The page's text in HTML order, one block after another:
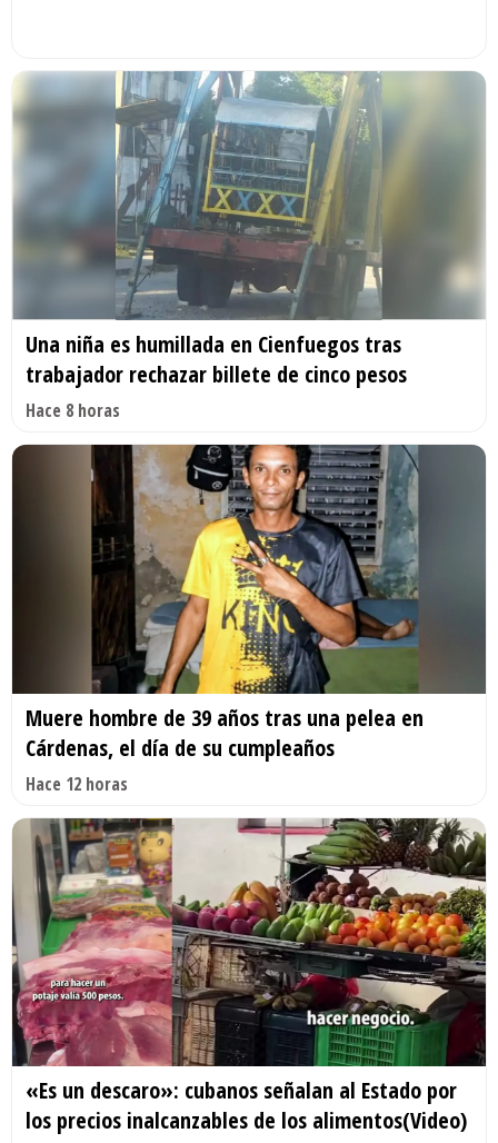
Una niña es humillada en Cienfuegos tras
trabajador rechazar billete de cinco pesos
Hace 8 horas
Muere hombre de 39 años tras una pelea en
Cárdenas, el día de su cumpleaños
Hace 12 horas
«Es un descaro»: cubanos señalan al Estado por
los precios inalcanzables de los alimentos(Video)